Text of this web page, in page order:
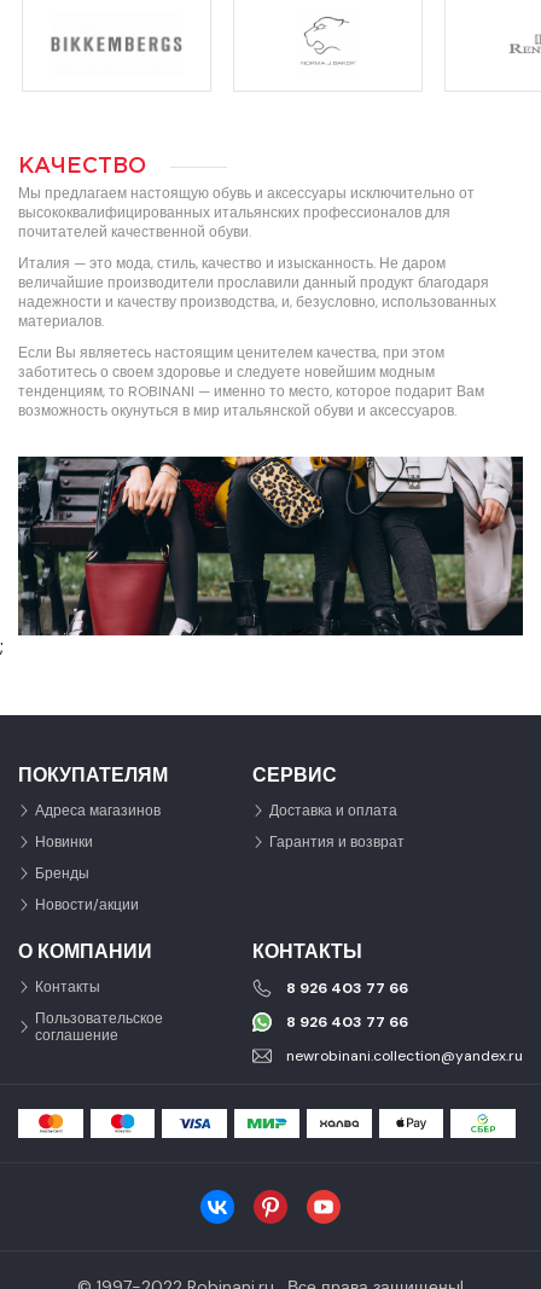
КАЧЕСТВО
Мы предлагаем настоящую обувь и аксессуары исключительно от
высококвалифицированных итальянских профессионалов для
почитателей качественной обуви.
Италия — это мода, стиль, качество и изысканность. Не даром
величайшие производители прославили данный продукт благодаря
надежности и качеству производства, и, безусловно, использованных
материалов.
Если Вы являетесь настоящим ценителем качества, при этом
заботитесь о своем здоровье и следуете новейшим модным
тенденциям, то ROBINANI — именно то место, которое подарит Вам
возможность окунуться в мир итальянской обуви и аксессуаров.
;
ПОКУПАТЕЛЯМ
Адреса магазинов
Новинки
Бренды
Новости/акции
СЕРВИС
Доставка и оплата
Гарантия и возврат
О КОМПАНИИ
Контакты
Пользовательское
соглашение
КОНТАКТЫ
8 926 403 77 66
8 926 403 77 66
newrobinani.collection@yandex.ru